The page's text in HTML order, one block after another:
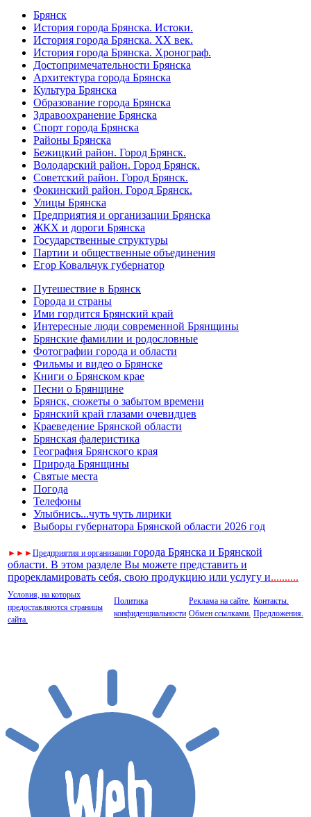
Брянск
История города Брянска. Истоки.
История города Брянска. XX век.
История города Брянска. Хронограф.
Достопримечательности Брянска
Архитектура города Брянска
Культура Брянска
Образование города Брянска
Здравоохранение Брянска
Спорт города Брянска
Районы Брянска
Бежицкий район. Город Брянск.
Володарский район. Город Брянск.
Советский район. Город Брянск.
Фокинский район. Город Брянск.
Улицы Брянска
Предприятия и организации Брянска
ЖКХ и дороги Брянска
Государственные структуры
Партии и общественные объединения
Егор Ковальчук губернатор
Путешествие в Брянск
Города и страны
Ими гордится Брянский край
Интересные люди современной Брянщины
Брянские фамилии и родословные
Фотографии города и области
Фильмы и видео о Брянске
Книги о Брянском крае
Песни о Брянщине
Брянск, сюжеты о забытом времени
Брянский край глазами очевидцев
Краеведение Брянской области
Брянская фалеристика
География Брянского края
Природа Брянщины
Святые места
Погода
Телефоны
Улыбнись...чуть чуть лирики
Выборы губернатора Брянской области 2026 год
► ► ►Предприятия и организации города Брянска и Брянской
области. В этом разделе Вы можете представить и
прорекламировать себя, свою продукцию или услугу и..........
Условия, на которых
предоставляются страницы
сайта.
Политика
конфиденциальности
Реклама на сайте.
Обмен ссылками.
Контакты.
Предложения.